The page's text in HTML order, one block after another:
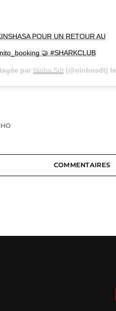
POUR UN RETOUR AU
🤝 #SHARKCLUB
par Ninho Sdt(@ninhosdt) le
COMMENTAIRES